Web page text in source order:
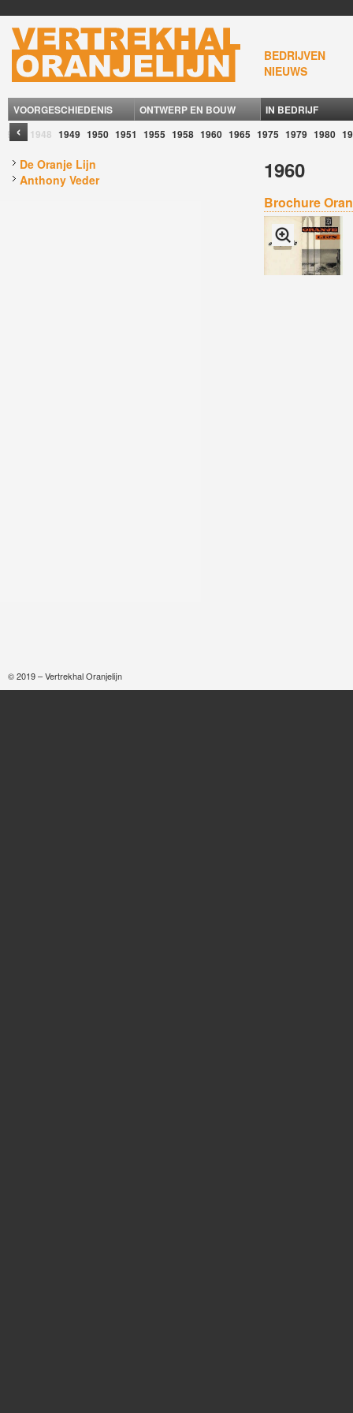
BEDRIJVEN
NIEUWS
VOORGESCHIEDENIS ONTWERP EN BOUW
IN BEDRIJF
1946
1948 1949 1950 1951 1955 1958 1960 1965 1975 1979 1980
‹
De Oranje Lijn
Anthony Veder
1960
Brochure
© 2019 – Vertrekhal Oranjelijn